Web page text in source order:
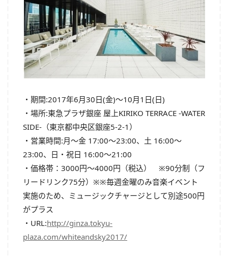
・期間:2017年6月30日(金)～10月1日(日)
・場所:東急プラザ銀座 屋上KIRIKO TERRACE -WATER
SIDE-（東京都中央区銀座5-2-1）
・営業時間:月～金 17:00～23:00、土 16:00～
23:00、日・祝日 16:00～21:00
・価格帯：3000円～4000円（税込） ※90分制（フ
リードリンク75分）※※毎週金曜のみ音楽イベント
実施のため、ミュージックチャージとして別途500円
がプラス
・URL:http://ginza.tokyu-
plaza.com/whiteandsky2017/